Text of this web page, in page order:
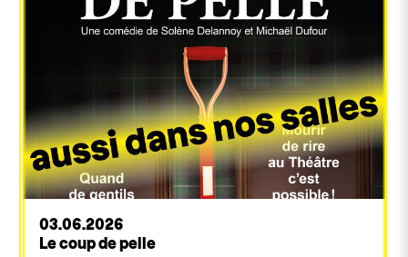
03.06.2026
Le coup de pelle